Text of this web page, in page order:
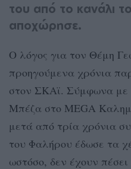
του από το κανάλι
αποχώρησε.
Ο λόγος για τον Θέμη
προηγούμενα χρόνια
στον ΣΚΑϊ. Σύμφωνα με
Μπέζα στο MEGA
μετά από τρία χρόνια
του Φαλήρου έδωσε τα
ωστόσο, δεν έχουν